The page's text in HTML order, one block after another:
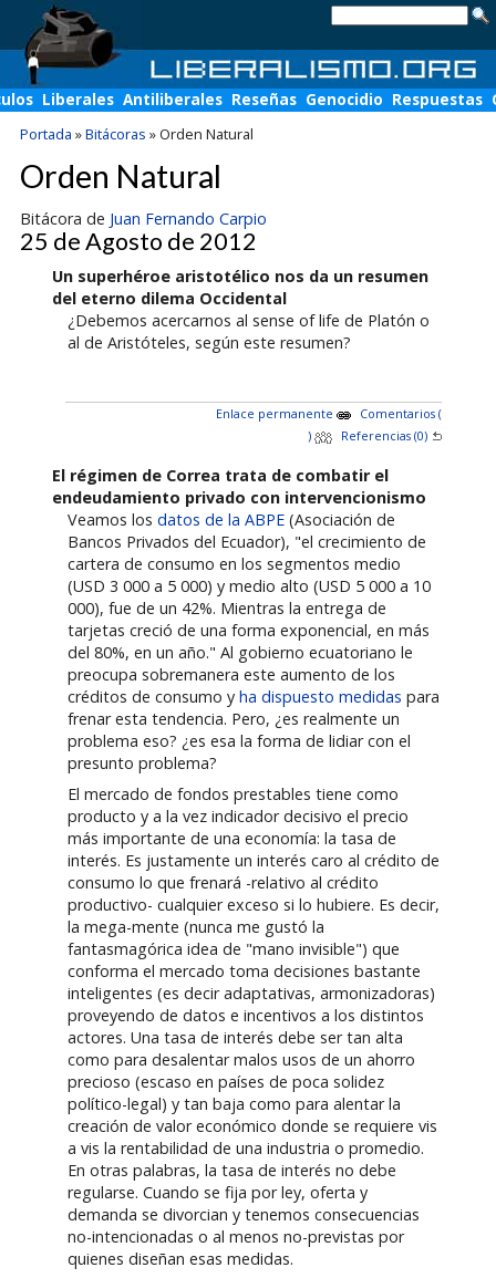
Liberales Antiliberales Reseñas Genocidio Respuestas
Portada »Bitácoras »Orden Natural
Orden Natural
Bitácora de Juan Fernando Carpio
25 de Agosto de 2012
Un superhéroe aristotélico nos da un resumen
del eterno dilema Occidental
¿Debemos acercarnos al sense of life de Platón o
al de Aristóteles, según este resumen?
Enlace permanente
Comentarios (
)
Referencias (0)
El régimen de Correa trata de combatir el
endeudamiento privado con intervencionismo
Veamos losdatos de la ABPE (Asociación de
Bancos Privados del Ecuador), "el crecimiento de
cartera de consumo en los segmentos medio
(USD 3 000 a 5 000) y medio alto (USD 5 000 a 10
000), fue de un 42%. Mientras la entrega de
tarjetas creció de una forma exponencial, en más
del 80%, en un año." Al gobierno ecuatoriano le
preocupa sobremanera este aumento de los
créditos de consumo yha dispuesto medidas para
frenar esta tendencia. Pero, ¿es realmente un
problema eso? ¿es esa la forma de lidiar con el
presunto problema?
El mercado de fondos prestables tiene como
producto y a la vez indicador decisivo el precio
más importante de una economía: la tasa de
interés. Es justamente un interés caro al crédito de
consumo lo que frenará -relativo al crédito
productivo- cualquier exceso si lo hubiere. Es decir,
la mega-mente (nunca me gustó la
fantasmagórica idea de "mano invisible") que
conforma el mercado toma decisiones bastante
inteligentes (es decir adaptativas, armonizadoras)
proveyendo de datos e incentivos a los distintos
actores. Una tasa de interés debe ser tan alta
como para desalentar malos usos de un ahorro
precioso (escaso en países de poca solidez
político-legal) y tan baja como para alentar la
creación de valor económico donde se requiere vis
a vis la rentabilidad de una industria o promedio.
En otras palabras, la tasa de interés no debe
regularse. Cuando se fija por ley, oferta y
demanda se divorcian y tenemos consecuencias
no-intencionadas o al menos no-previstas por
quienes diseñan esas medidas.